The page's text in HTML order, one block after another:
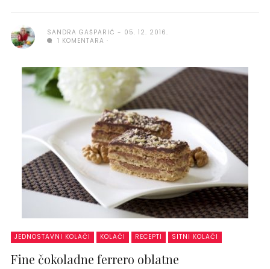
SANDRA GAŠPARIĆ
05. 12. 2016.
1 KOMENTARA
JEDNOSTAVNI KOLAČI KOLAČI RECEPTI SITNI KOLAČI
Fine čokoladne ferrero oblatne